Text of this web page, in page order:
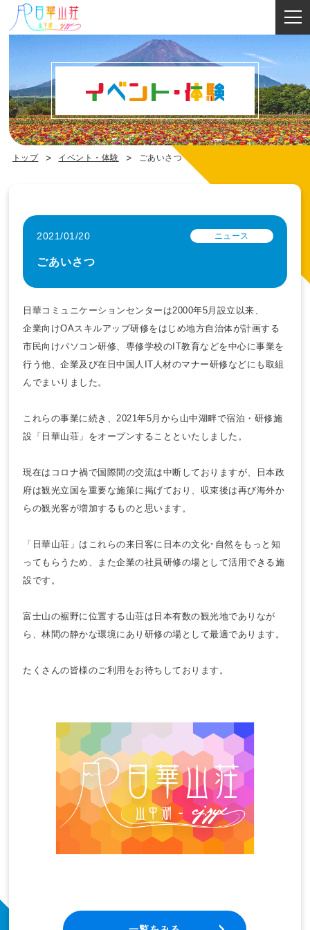
トップ イベント・体験 ごあいさつ
2021/01/20 ニュース
ごあいさつ
日華コミュニケーションセンターは2000年5月設立以来、
企業向けOAスキルアップ研修をはじめ地方自治体が計画する
市民向けパソコン研修、専修学校のIT教育などを中心に事業を
行う他、企業及び在日中国人IT人材のマナー研修などにも取組
んでまいりました。
これらの事業に続き、2021年5月から山中湖畔で宿泊・研修施
設「日華山荘」をオープンすることといたしました。
現在はコロナ禍で国際間の交流は中断しておりますが、日本政
府は観光立国を重要な施策に掲げており、収束後は再び海外か
らの観光客が増加するものと思います。
「日華山荘」はこれらの来日客に日本の文化･自然をもっと知
ってもらうため、また企業の社員研修の場として活用できる施
設です。
富士山の裾野に位置する山荘は日本有数の観光地でありなが
ら、林間の静かな環境にあり研修の場として最適であります。
たくさんの皆様のご利用をお待ちしております。